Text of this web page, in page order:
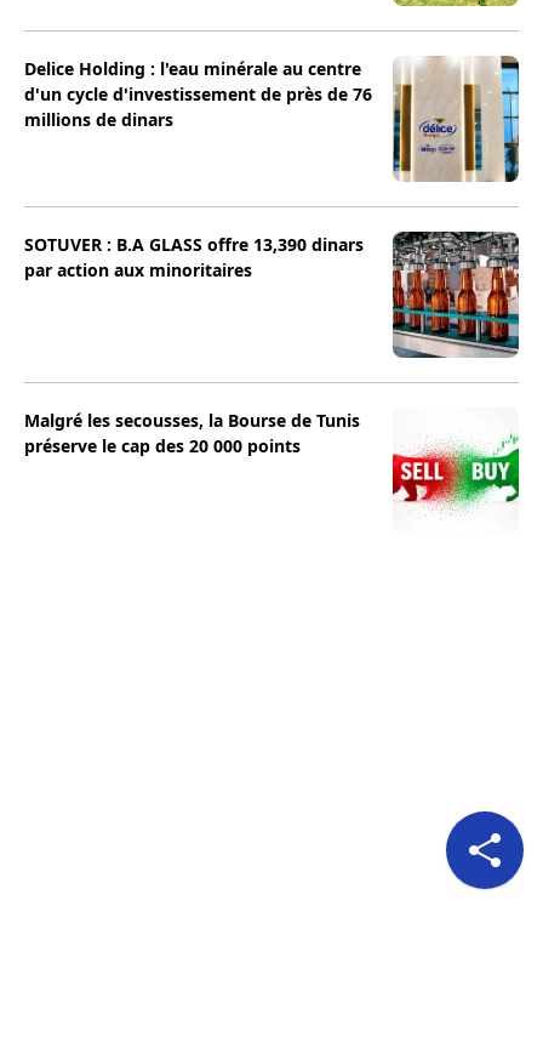
Delice Holding : l'eau minérale au centre
d'un cycle d'investissement de près de 76
millions de dinars
SOTUVER : B.A GLASS offre 13,390 dinars
par action aux minoritaires
Malgré les secousses, la Bourse de Tunis
préserve le cap des 20 000 points